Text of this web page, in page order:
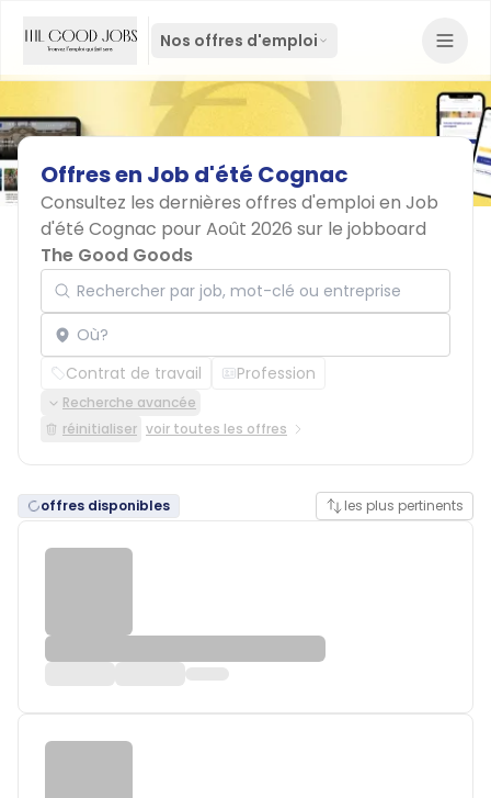
Nos offres d'emploi
Offresen Job d'été Cognac
Consultez les dernières offres d'emploi en Job
d'été Cognac pour Août 2026 sur le jobboard
The Good Goods
Rechercher par job, mot-clé ou entreprise
Localisation
Contrat de travail Profession
Recherche avancée
réinitialiser voir toutes les offres
offres disponibles les plus pertinents